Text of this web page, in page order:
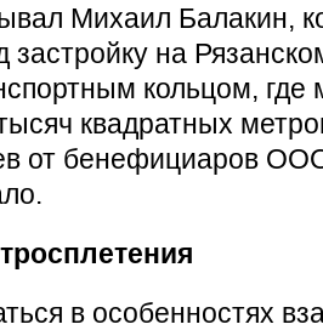
Михаил Балакин,
застройку на
кольцом, где
квадратных
от бенефициаров
в особенностях